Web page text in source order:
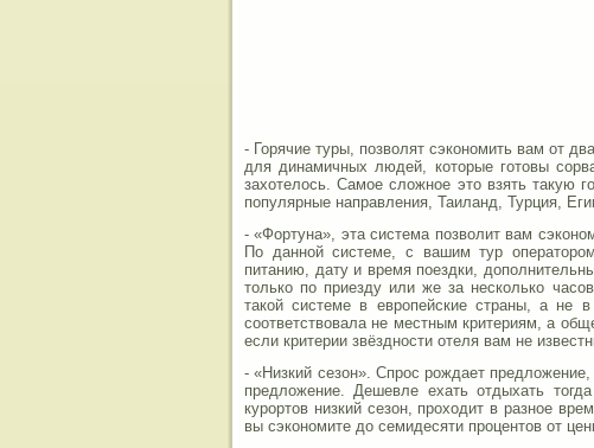
- Горячие туры, позволят сэкономить вам от
для динамичных людей, которые готовы
захотелось. Самое сложное это взять такую
популярные направления, Таиланд, Турция,
- «Фортуна», эта система позволит вам
По данной системе, с вашим тур
питанию, дату и время поездки,
только по приезду или же за несколько
такой системе в европейские страны, а не
соответствовала не местным критериям, а
если критерии звёздности отеля вам не
- «Низкий сезон». Спрос рождает
предложение. Дешевле ехать отдыхать
курортов низкий сезон, проходит в разное
вы сэкономите до семидесяти процентов от